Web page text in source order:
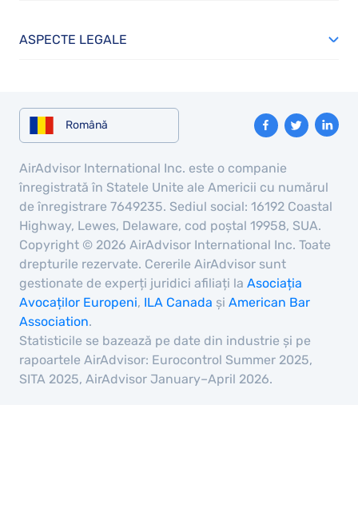
ASPECTE LEGALE
Română
AirAdvisor International Inc. este o companie
înregistrată în Statele Unite ale Americii cu numărul
de înregistrare 7649235. Sediul social: 16192 Coastal
Highway, Lewes, Delaware, cod poștal 19958, SUA.
Copyright © 2026 AirAdvisor International Inc. Toate
drepturile rezervate. Cererile AirAdvisor sunt
gestionate de experți juridici afiliați la Asociația
Avocaților Europeni, ILA Canada și American Bar
Association.
Statisticile se bazează pe date din industrie și pe
rapoartele AirAdvisor: Eurocontrol Summer 2025,
SITA 2025, AirAdvisor January–April 2026.